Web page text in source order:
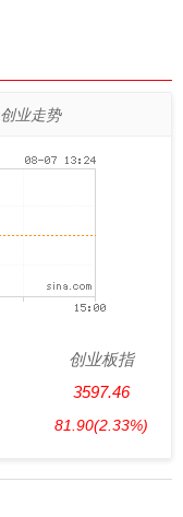
创业走势
创业板指
3597.46
81.90(2.33%)